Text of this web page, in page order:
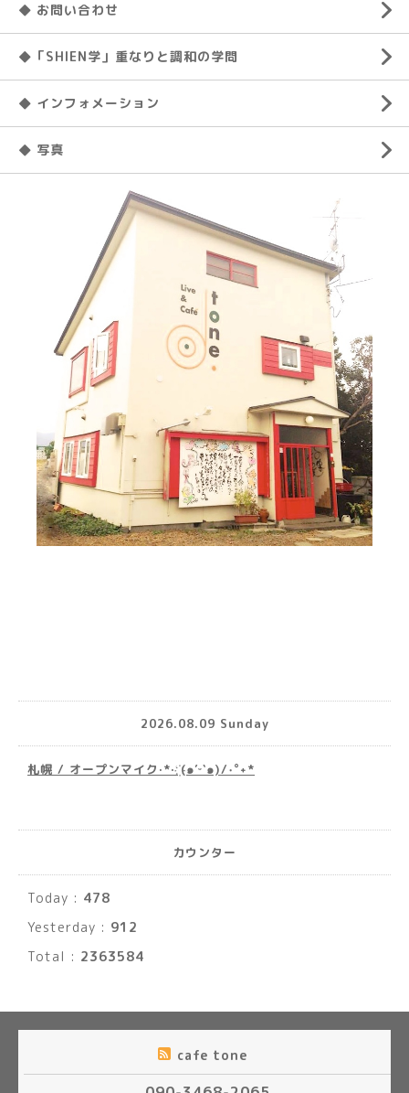
◆ お問い合わせ
◆「SHIEN学」重なりと調和の学問
◆ インフォメーション
◆ 写真
2026.08.09 Sunday
札幌 / オープンマイク·*· ҉(๑′ᵕ‵๑)/‧˚︎˖*
カウンター
Today : 478
Yesterday : 912
Total : 2363584
cafe tone